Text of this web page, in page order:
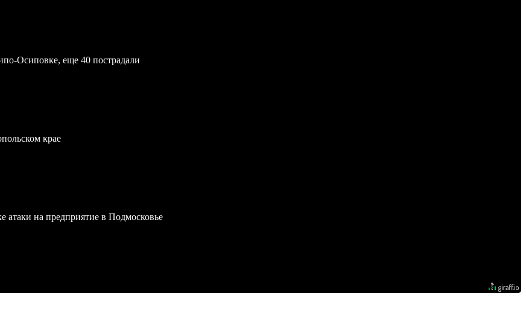
Осиповке, еще 40 пострадали
крае
атаки на предприятие в Подмосковье